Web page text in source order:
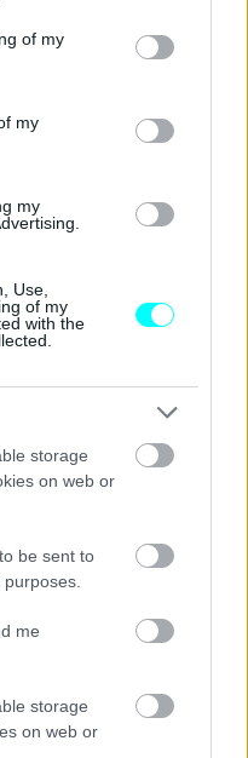
You may click to
its third-party tags to
in below Google
of my
my
my
Use,
of my
with the
storage
on web or
be sent to
me
storage
on web or